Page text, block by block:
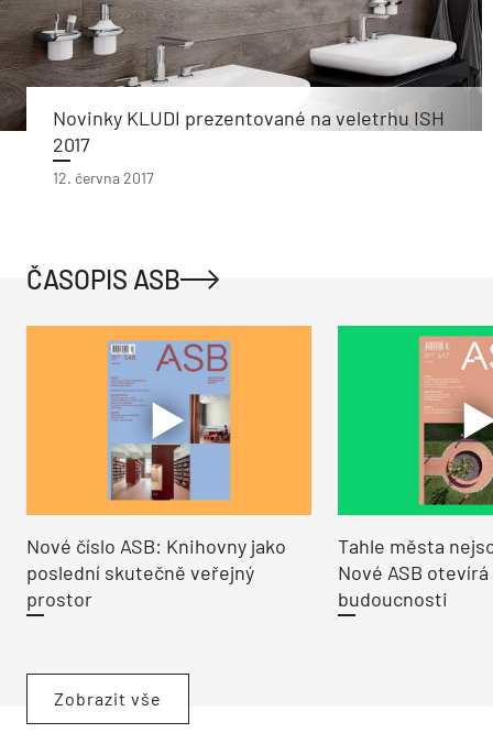
Novinky KLUDI prezentované na veletrhu ISH
2017
12. června 2017
ČASOPIS ASB
Nové číslo ASB: Knihovny jako
poslední skutečně veřejný
prostor
Tahle města
Nové ASB
budoucnosti
Zobrazit vše